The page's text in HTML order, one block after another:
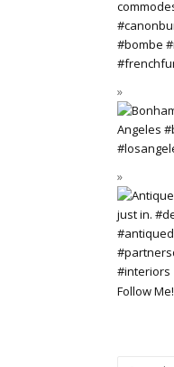
Follow Me!